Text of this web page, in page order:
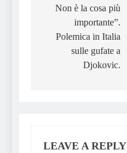
Non è la cosa più
importante”.
Polemica in Italia
sulle gufate a
Djokovic.
LEAVE A REPLY